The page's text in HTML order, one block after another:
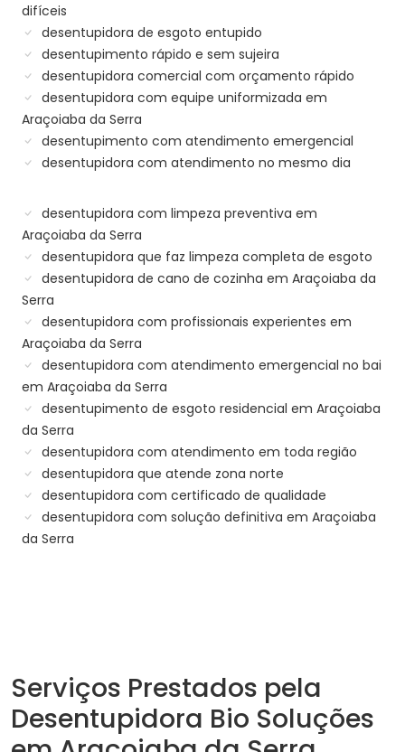
difíceis
desentupidora de esgoto entupido
desentupimento rápido e sem sujeira
desentupidora comercial com orçamento rápido
desentupidora com equipe uniformizada em
Araçoiaba da Serra
desentupimento com atendimento emergencial
desentupidora com atendimento no mesmo dia
desentupidora com limpeza preventiva em
Araçoiaba da Serra
desentupidora que faz limpeza completa de esgoto
desentupidora de cano de cozinha em Araçoiaba da
Serra
desentupidora com profissionais experientes em
Araçoiaba da Serra
desentupidora com atendimento emergencial no bai
em Araçoiaba da Serra
desentupimento de esgoto residencial em Araçoiaba
da Serra
desentupidora com atendimento em toda região
desentupidora que atende zona norte
desentupidora com certificado de qualidade
desentupidora com solução definitiva em Araçoiaba
da Serra
Serviços Prestados pela
Desentupidora Bio Soluções